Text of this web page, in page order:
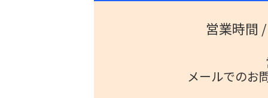
営業時間
メールでのお